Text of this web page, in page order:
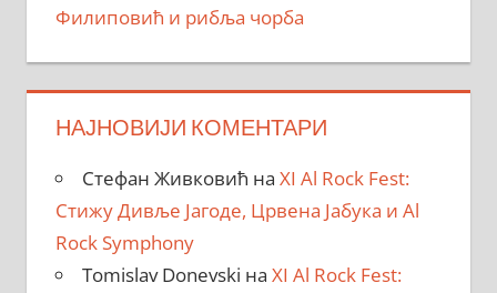
Филиповић и рибља чорба
НАЈНОВИЈИ КОМЕНТАРИ
Стефан Живковић на XI Al Rock Fest:
Стижу Дивље Јагоде, Црвена Јабука и Al
Rock Symphony
Tomislav Donevski на XI Al Rock Fest: